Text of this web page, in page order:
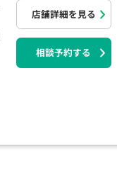
店舗詳細を見る
相談予約する